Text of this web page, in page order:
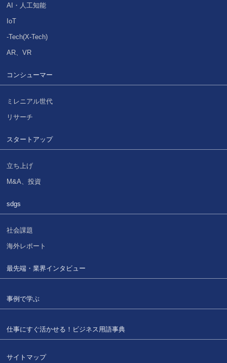
AI・人工知能
IoT
-Tech(X-Tech)
AR、VR
コンシューマー
ミレニアル世代
リサーチ
スタートアップ
立ち上げ
M&A、投資
sdgs
社会課題
海外レポート
最先端・業界インタビュー
事例で学ぶ
仕事にすぐ活かせる！ ビジネス用語事典
サイトマップ